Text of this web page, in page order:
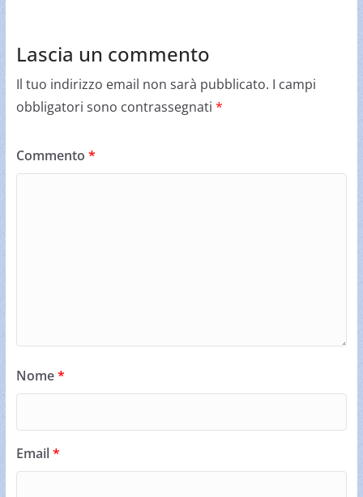
Lascia un commento
Il tuo indirizzo email non sarà pubblicato. I campi
obbligatori sono contrassegnati *
Commento *
Nome*
Email*